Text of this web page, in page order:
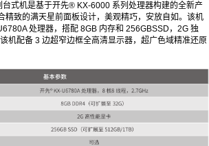
式机是基于开先® KX-6000 系列处理器构建的全新产
精致的满天星前面板设计，美观精巧，安放自如。该机
处理器，搭配 8GB 内存和 256GBSSD，2G 独
机配备 3 边超窄边框全高清显示器，超广色域精准还原